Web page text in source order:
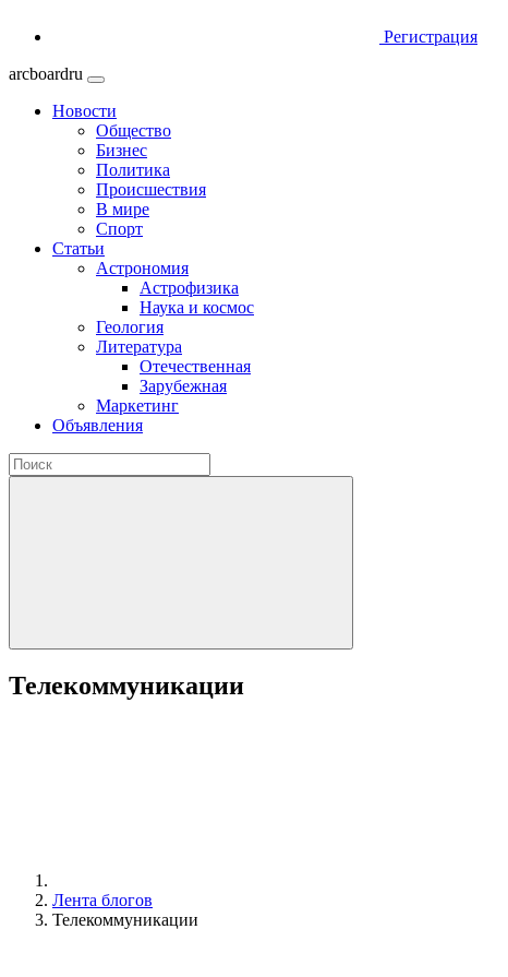
Регистрация
arcboardru
Новости
Общество
Бизнес
Политика
Происшествия
В мире
Спорт
Статьи
Астрономия
Астрофизика
Наука и космос
Геология
Литература
Отечественная
Зарубежная
Маркетинг
Объявления
Телекоммуникации
Лента блогов
Телекоммуникации